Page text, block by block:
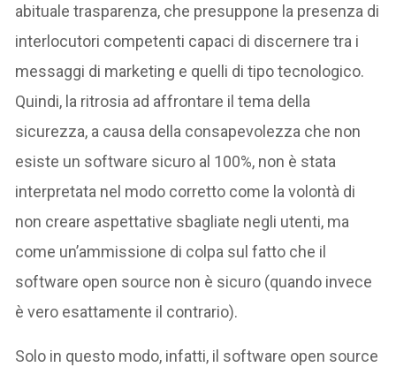
abituale trasparenza, che presuppone la presenza di
interlocutori competenti capaci di discernere tra i
messaggi di marketing e quelli di tipo tecnologico.
Quindi, la ritrosia ad affrontare il tema della
sicurezza, a causa della consapevolezza che non
esiste un software sicuro al 100%, non è stata
interpretata nel modo corretto come la volontà di
non creare aspettative sbagliate negli utenti, ma
come un’ammissione di colpa sul fatto che il
software open source non è sicuro (quando invece
è vero esattamente il contrario).
Solo in questo modo, infatti, il software open source